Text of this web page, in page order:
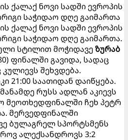
ქალაქ ნოვი სადში ევროპის
საჭიდაო დღე გაიმართა
ქალაქ ნოვი სადში ევროპის
საჭიდაო დღე გაიმართა.
სტილით მოჭიდავეზურაბ
ფინალში გავიდა, სადაც
შეხვდება.
21:00 საათიდან დაიწყება.
რუსს ადლან აკიევს
მეოთხედფინალში ჩეხ პეტრ
მერვედფინალში
ბულაგრელ სპორტსმენს
ალექსანდროვს 3:2